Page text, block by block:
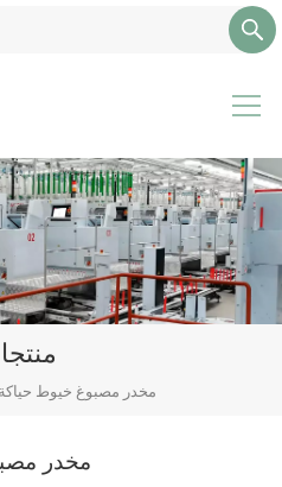
مخدر مصبوغ خيوط حياكة
مخدر